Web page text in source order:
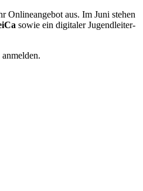
Onlineangebot aus. Im Juni stehen
sowie ein digitaler Jugendleiter-